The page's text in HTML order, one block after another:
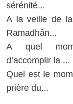
sérénité...
A la veille de
Ramadhân...
A quel
d’accomplir la ...
Quel est le
prière du...